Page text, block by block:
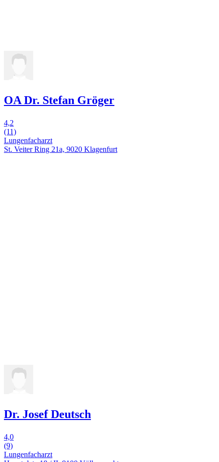
OA Dr. Stefan Gröger
4,2
(11)
Lungenfacharzt
St. Veiter Ring 21a, 9020 Klagenfurt
Dr. Josef Deutsch
4,0
(9)
Lungenfacharzt